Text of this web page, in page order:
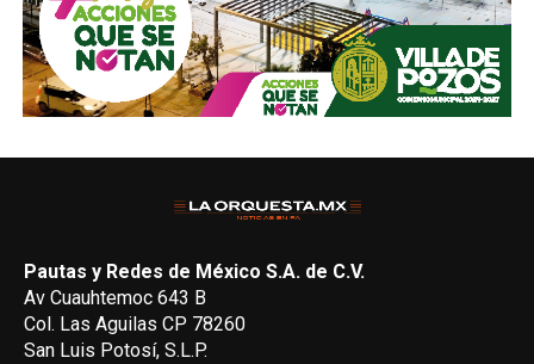
Pautas y Redes de México S.A. de C.V.
Av Cuauhtemoc 643 B
Col. Las Aguilas CP 78260
San Luis Potosí, S.L.P.